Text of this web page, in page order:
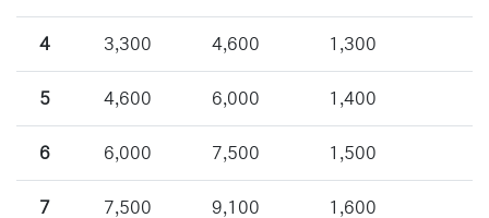
4 3,300 4,600 1,300
5 4,600 6,000 1,400
6 6,000 7,500 1,500
7 7,500 9,100 1,600